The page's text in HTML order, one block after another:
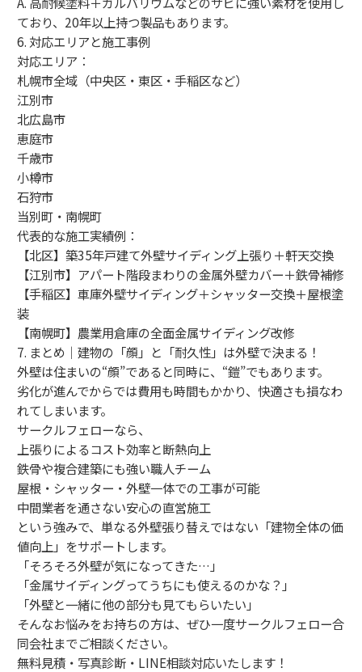
ており、20年以上持つ製品もあります。
6. 対応エリアと施工事例
対応エリア：
札幌市全域（中央区・東区・手稲区など）
江別市
北広島市
恵庭市
千歳市
小樽市
石狩市
当別町・南幌町
代表的な施工実績例：
【北区】築35年戸建て外壁サイディング上張り＋軒天交換
【江別市】アパート階段まわりの金属外壁カバー＋鉄骨補修
【手稲区】車庫外壁サイディング＋シャッター交換＋屋根塗
装
【南幌町】農業用倉庫の全面金属サイディング改修
7. まとめ｜建物の「顔」と「耐久性」は外壁で決まる！
外壁は住まいの“顔”であると同時に、“鎧”でもあります。
劣化が進んでからでは費用も時間もかかり、快適さも損なわ
れてしまいます。
サークルフェローなら、
上張りによるコスト効率と断熱向上
鉄骨や複合建築にも強い職人チーム
屋根・シャッター・外壁一体での工事が可能
中間業者を通さない安心の直営施工
という強みで、単なる外壁張り替えではない「建物全体の価
値向上」をサポートします。
「そろそろ外壁が気になってきた…」
「金属サイディングってうちにも使えるのかな？」
「外壁と一緒に他の部分も見てもらいたい」
そんなお悩みをお持ちの方は、ぜひ一度サークルフェロー合
同会社までご相談ください。
無料見積・写真診断・LINE相談対応いたします！